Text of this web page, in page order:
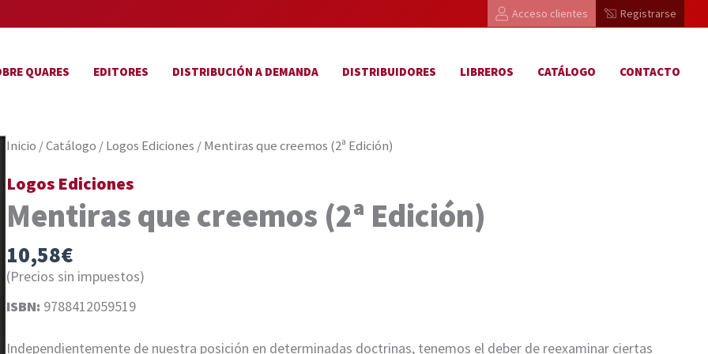
Acceso clientes Registrarse
QUARES EDITORES DISTRIBUCIÓN A DEMANDA DISTRIBUIDORES LIBREROS CATÁLOGO CONTACTO
Inicio /Catálogo /Logos Ediciones / Mentiras que creemos (2ª Edición)
Logos Ediciones
Mentiras que creemos (2ª Edición)
10,58€
(Precios sin impuestos)
ISBN: 9788412059519
Independientemente de nuestra posición en determinadas doctrinas, tenemos el deber de reexaminar ciertas